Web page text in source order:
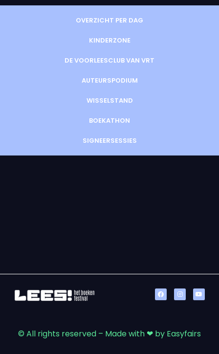
OVERZICHT PER DAG
KINDERZONE
DE VOORLEESCLUB VAN VRT
AUTEURSPODIUM
WISSELSTAND
BOEKATHON
SIGNEERSESSIES
© All rights reserved – Made with ❤ by Easyfairs